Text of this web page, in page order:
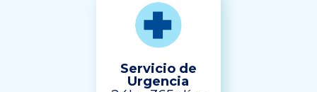
Servicio de
Urgencia